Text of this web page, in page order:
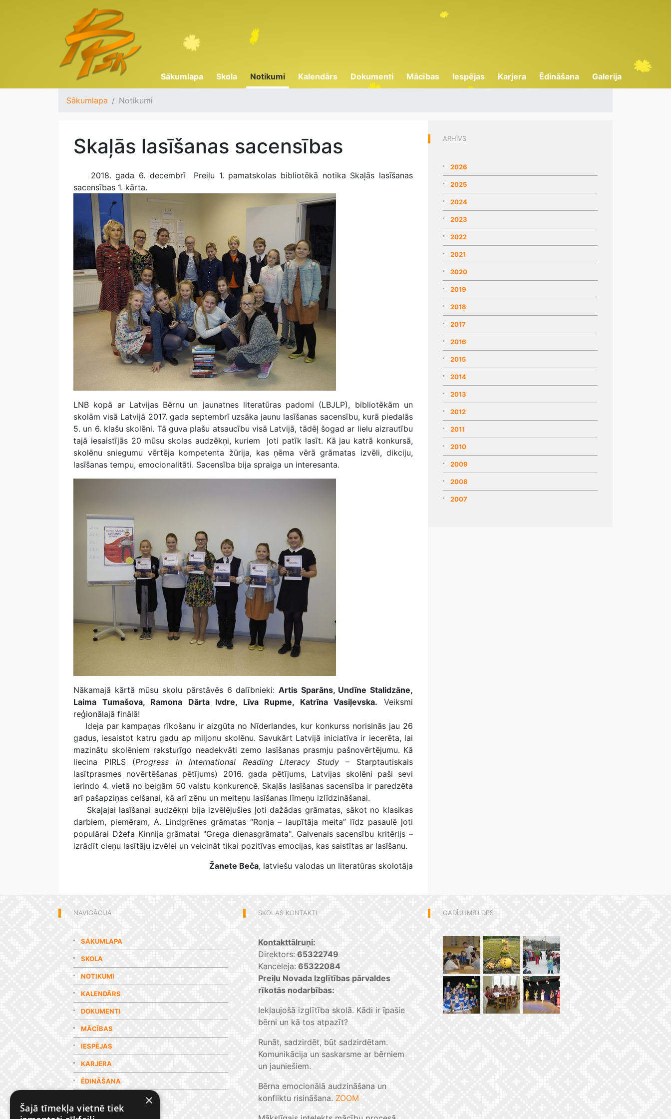
Sākumlapa Skola Notikumi Kalendārs Dokumenti Mācības Iespējas Karjera Ēdināšana Galerija
Sākumlapa Notikumi
Skaļās lasīšanas sacensības
2018. gada 6. decembrī Preiļu 1. pamatskolas bibliotēkā notika Skaļās lasīšanas
sacensības 1. kārta.
LNB kopā ar Latvijas Bērnu un jaunatnes literatūras padomi (LBJLP), bibliotēkām un
skolām visā Latvijā 2017. gada septembrī uzsāka jaunu lasīšanas sacensību, kurā piedalās
5. un 6. klašu skolēni. Tā guva plašu atsaucību visā Latvijā, tādēļ šogad ar lielu aizrautību
tajā iesaistījās 20 mūsu skolas audzēkņi, kuriem ļoti patīk lasīt. Kā jau katrā konkursā,
skolēnu sniegumu vērtēja kompetenta žūrija, kas ņēma vērā grāmatas izvēli, dikciju,
lasīšanas tempu, emocionalitāti. Sacensība bija spraiga un interesanta.
Nākamajā kārtā mūsu skolu pārstāvēs 6 dalībnieki: Artis Sparāns, Undīne Stalidzāne,
Laima Tumašova, Ramona Dārta Ivdre, Līva Rupme, Katrīna Vasiļevska. Veiksmi
reģionālajā finālā!
Ideja par kampaņas rīkošanu ir aizgūta no Nīderlandes, kur konkurss norisinās jau 26
gadus, iesaistot katru gadu ap miljonu skolēnu. Savukārt Latvijā iniciatīva ir iecerēta, lai
mazinātu skolēniem raksturīgo neadekvāti zemo lasīšanas prasmju pašnovērtējumu. Kā
liecina PIRLS (Progress in International Reading Literacy Study– Starptautiskais
lasītprasmes novērtēšanas pētījums) 2016. gada pētījums, Latvijas skolēni paši sevi
ierindo 4. vietā no beigām 50 valstu konkurencē. Skaļās lasīšanas sacensība ir paredzēta
arī pašapziņas celšanai, kā arī zēnu un meiteņu lasīšanas līmeņu izlīdzināšanai.
Skaļajai lasīšanai audzēkņi bija izvēlējušies ļoti dažādas grāmatas, sākot no klasikas
darbiem, piemēram, A. Lindgrēnes grāmatas “Ronja – laupītāja meita” līdz pasaulē ļoti
populārai Džefa Kinnija grāmatai "Grega dienasgrāmata". Galvenais sacensību kritērijs –
izrādīt cieņu lasītāju izvēlei un veicināt tikai pozitīvas emocijas, kas saistītas ar lasīšanu.
Žanete Beča, latviešu valodas un literatūras skolotāja
ARHĪVS
2026
2025
2024
2023
2022
2021
2020
2019
2018
2017
2016
2015
2014
2013
2012
2011
2010
2009
2008
2007
NAVIGĀCIJA
SĀKUMLAPA
SKOLA
NOTIKUMI
KALENDĀRS
DOKUMENTI
MĀCĪBAS
IESPĒJAS
KARJERA
ĒDINĀŠANA
SKOLAS KONTAKTI
Kontakttālruņi:
Direktors: 65322749
Kanceleja: 65322084
Preiļu Novada Izglītības pārvaldes
rīkotās nodarbības:
Iekļaujošā izglītība skolā. Kādi ir īpašie
bērni un kā tos atpazīt?
Runāt, sadzirdēt, būt sadzirdētam.
Komunikācija un saskarsme ar bērniem
un jauniešiem.
Bērna emocionālā audzināšana un
konfliktu risināšana. ZOOM
GADĪJUMBILDES
×
Šajā tīmekļa vietnē tiek